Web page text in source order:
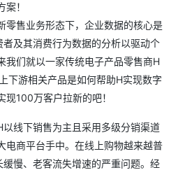
！
零售业务形态下，企业数据的核心是
者及其消费行为数据的分析以驱动个
我们就以一家传统电子产品零售商H
下游相关产品是如何帮助H实现数字
100万客户拉新的吧！
线下销售为主且采用多级分销渠道
电商平台手中。在线上购物越来越普
慢、老客流失增速的严重问题。经